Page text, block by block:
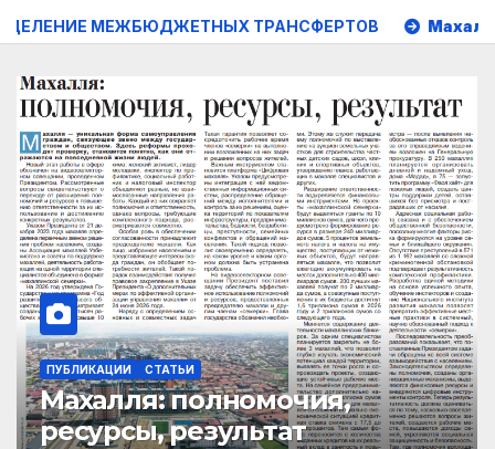
ТРАНСФЕРТОВ Махалля:полномочия,
ПУБЛИКАЦИИ СТАТЬИ
Махалля:полномочия,
ресурсы, результат